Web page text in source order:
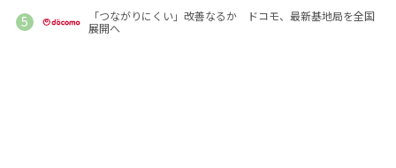
「つながりにくい」改善なるか ドコモ、最新基地局を全国
展開へ